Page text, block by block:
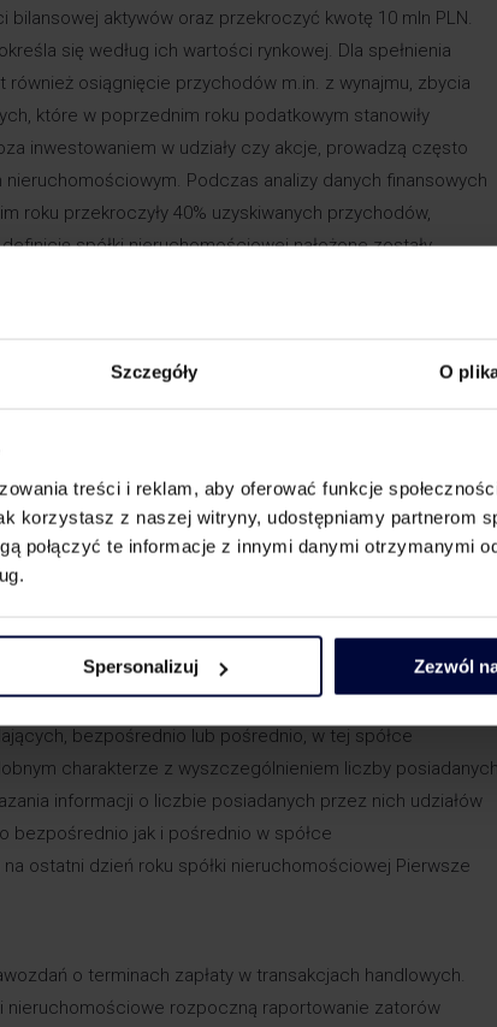
Szczegóły O
treści i reklam, aby oferować funkcje
korzystasz z naszej witryny, udostępniamy partnerom
połączyć te informacje z innymi danymi otrzymanymi
Spersonalizuj Zezwól
aktywów oraz przekroczyć kwotę 10 mln PLN.
się według ich wartości rynkowej. Dla spełnienia
osiągnięcie przychodów m.in. z wynajmu, zbycia
które w poprzednim roku podatkowym stanowiły
inwestowaniem w udziały czy akcje, prowadzą często
Podczas analizy danych finansowych
roku przekroczyły 40% uzyskiwanych przychodów,
spółki nieruchomościowej nałożone zostały
udziałów (akcji), ogółu praw i obowiązków,
przez podmiot zagraniczny, 19% podatek
ani nie podlega nieograniczonemu obowiązkowi
do EOG, musi ustanowić przedstawiciela
ze spółką za jej zobowiązania, do których obliczenia,
wiąże się z karą do 1 mln PLN. Przedstawicielem
doradztwa podatkowego lub do usługowego
bezpośrednio lub pośrednio, w tej spółce
charakterze z wyszczególnieniem liczby posiadanych
informacji o liczbie posiadanych przez nich udziałów
bezpośrednio jak i pośrednio w spółce
ostatni dzień roku spółki nieruchomościowej Pierwsze
o terminach zapłaty w transakcjach handlowych.
nieruchomościowe rozpoczną raportowanie zatorów